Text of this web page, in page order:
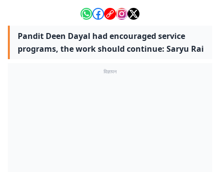
Pandit Deen Dayal had encouraged service
programs, the work should continue: Saryu Rai
विज्ञापन